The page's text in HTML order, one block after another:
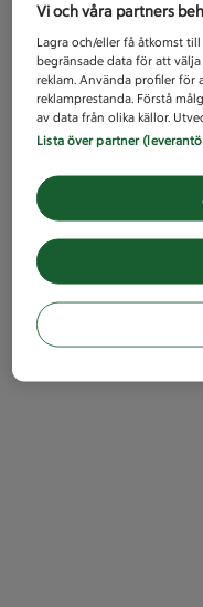
Vi och våra partners
Lagra och/eller få åtkomst
begränsade data för att
reklam. Använda profiler för
reklamprestanda. Förstå
av data från olika källor.
Lista över partner